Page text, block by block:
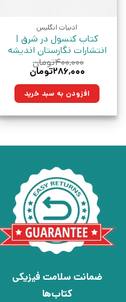
ادبیات انگلیس
کتاب کنسول در شرق |
انتشارات نگارستان اندیشه
۴۰۰,۰۰۰تومان
قیمت
۴۰۰,۰۰۰تومان
بود.
۲۸۶,۰۰۰تومان
۲۸۶,۰۰۰تومان.افزودن به سبد خرید
ضمانت سلامت فیزیکی
کتاب‌ها